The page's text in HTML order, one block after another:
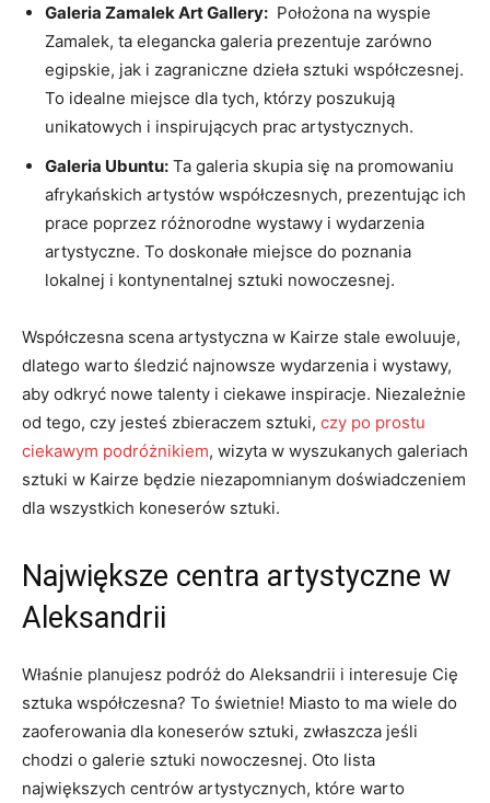
Galeria Zamalek Art Gallery: ‌ Położona na wyspie
Zamalek, ta elegancka galeria prezentuje zarówno
egipskie, jak i zagraniczne dzieła sztuki współczesnej.
To ⁣idealne miejsce dla tych, którzy ​poszukują
unikatowych i inspirujących prac⁤ artystycznych.
Galeria Ubuntu: Ta galeria skupia się na promowaniu
afrykańskich artystów współczesnych, prezentując‌ ich
prace poprzez różnorodne wystawy i wydarzenia
artystyczne. To doskonałe miejsce do poznania
lokalnej i kontynentalnej sztuki nowoczesnej.
Współczesna scena⁤ artystyczna w Kairze stale ewoluuje,
dlatego warto⁢ śledzić najnowsze⁢ wydarzenia‌ i wystawy,
‌aby odkryć nowe talenty⁣ i ciekawe inspiracje.‍ Niezależnie
od tego, czy jesteś zbieraczem sztuki, czy po prostu
ciekawym podróżnikiem, wizyta w wyszukanych galeriach
sztuki w Kairze będzie niezapomnianym doświadczeniem
dla wszystkich koneserów⁤ sztuki.
Największe centra artystyczne w
Aleksandrii
Właśnie planujesz podróż do Aleksandrii i interesuje Cię
sztuka współczesna? To świetnie! ⁤Miasto to ma ‌wiele do
zaoferowania dla koneserów sztuki, zwłaszcza jeśli
chodzi o galerie sztuki nowoczesnej. Oto ⁤lista
największych ‍centrów artystycznych, które warto